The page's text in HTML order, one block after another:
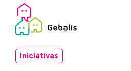
Iniciativas